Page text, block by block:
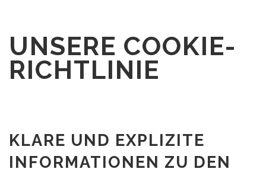
UNSERE COOKIE-
RICHTLINIE
KLARE UND EXPLIZITE
INFORMATIONEN ZU DEN